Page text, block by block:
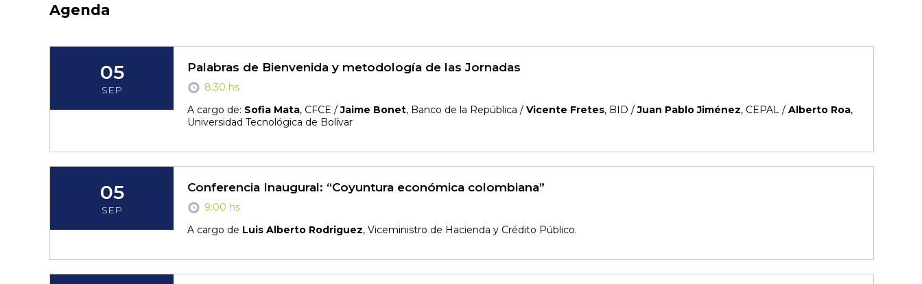
Agenda
05
SEP
Palabras de Bienvenida y metodología de las Jornadas
8:30 hs
A cargo de: Sofia Mata, CFCE /Jaime Bonet, Banco de la República / Vicente Fretes, BID /Juan Pablo Jiménez, CEPAL / Alberto Roa,
Universidad Tecnológica de Bolívar
05
SEP
Conferencia Inaugural: “Coyuntura económica colombiana”
9:00 hs
A cargo de Luis Alberto Rodriguez, Viceministro de Hacienda y Crédito Público.